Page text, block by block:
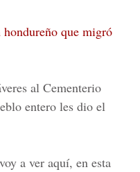
que migró
al Cementerio
entero les dio el
a ver aquí, en esta